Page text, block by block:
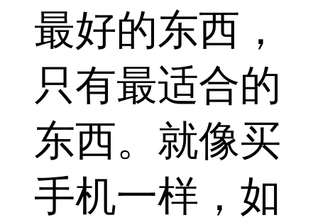
最好的东西，
只有最适合的
东西。就像买
手机一样，如